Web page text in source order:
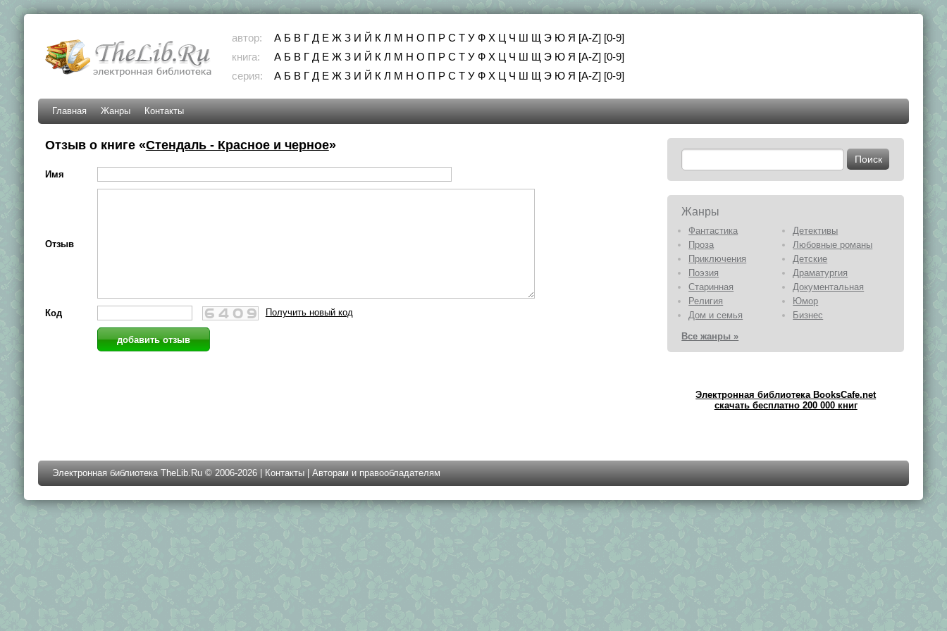
автор: А Б В Г Д Е Ж З И Й К Л М Н О П Р С Т У Ф Х Ц Ч Ш Щ Э Ю Я [A-Z] [0-9]
книга:
А Б В Г Д Е Ж З И Й К Л М Н О П Р С Т У Ф Х Ц Ч Ш Щ Э Ю Я [A-Z] [0-9]
серия:
А Б В Г Д Е Ж З И Й К Л М Н О П Р С Т У Ф Х Ц Ч Ш Щ Э Ю Я [A-Z] [0-9]
Главная Жанры Контакты
Отзыв о книге «Стендаль - Красное и черное»
Имя
Отзыв
Код Получить новый код
Жанры
Фантастика
Детективы
Проза
Любовные романы
Приключения
Детские
Поэзия
Драматургия
Старинная
Документальная
Религия
Юмор
Дом и семья
Бизнес
Все жанры »
Электронная библиотека BooksCafe.net
скачать бесплатно 200 000 книг
Электронная библиотека TheLib.Ru © 2006-2026 | Контакты| Авторам и правообладателям